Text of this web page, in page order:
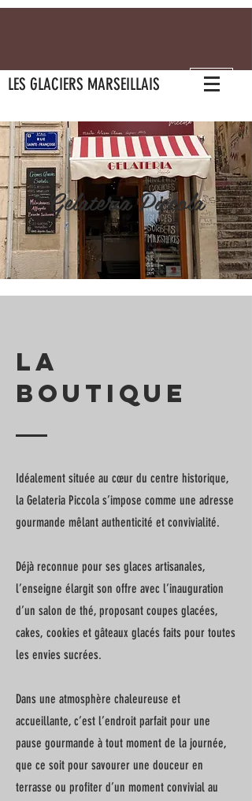
LES GLACIERS MARSEILLAIS
Gelateria Piccola
LA
boutique
Idéalement située au cœur du centre historique,
la Gelateria Piccola s’impose comme une adresse
gourmande mêlant authenticité et convivialité.
Déjà reconnue pour ses glaces artisanales,
l’enseigne élargit son offre avec l’inauguration
d’un salon de thé, proposant coupes glacées,
cakes, cookies et gâteaux glacés faits pour toutes
les envies sucrées.
Dans une atmosphère chaleureuse et
accueillante, c’est l’endroit parfait pour une
pause gourmande à tout moment de la journée,
que ce soit pour savourer une douceur en
terrasse ou profiter d’un moment convivial au